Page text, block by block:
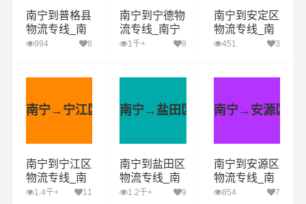
南宁到普格县
物流专线_南
宁到普格县货
994 8
南宁到宁德物
流专线_南宁
到宁德货运公
1千+ 8
南宁到安定区
物流专线_南
宁到安定区货
451 3
南宁→宁江区
南宁到宁江区
物流专线_南
宁到宁江区货
1.4千+ 11
南宁→盐田区
南宁到盐田区
物流专线_南
宁到盐田区货
1.2千+ 9
南宁→安源区
南宁到安源区
物流专线_南
宁到安源区货
854 7